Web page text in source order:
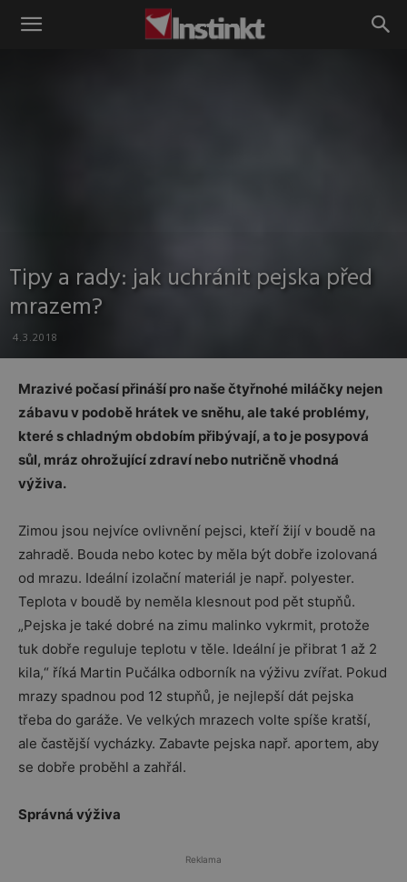
Instinkt
Tipy a rady: jak uchránit pejska před
mrazem?
4.3.2018
Mrazivé počasí přináší pro naše čtyřnohé miláčky nejen
zábavu v podobě hrátek ve sněhu, ale také problémy,
které s chladným obdobím přibývají, a to je posypová
sůl, mráz ohrožující zdraví nebo nutričně vhodná
výživa.
Zimou jsou nejvíce ovlivnění pejsci, kteří žijí v boudě na
zahradě. Bouda nebo kotec by měla být dobře izolovaná
od mrazu. Ideální izolační materiál je např. polyester.
Teplota v boudě by neměla klesnout pod pět stupňů.
„Pejska je také dobré na zimu malinko vykrmit, protože
tuk dobře reguluje teplotu v těle. Ideální je přibrat 1 až 2
kila,“ říká Martin Pučálka odborník na výživu zvířat. Pokud
mrazy spadnou pod 12 stupňů, je nejlepší dát pejska
třeba do garáže. Ve velkých mrazech volte spíše kratší,
ale častější vycházky. Zabavte pejska např. aportem, aby
se dobře proběhl a zahřál.
Správná výživa
Reklama